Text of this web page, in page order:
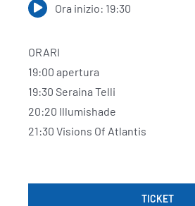
Ora inizio: 19:30
ORARI
19:00 apertura
19:30 Seraina Telli
20:20 Illumishade
21:30 Visions Of Atlantis
TICKET